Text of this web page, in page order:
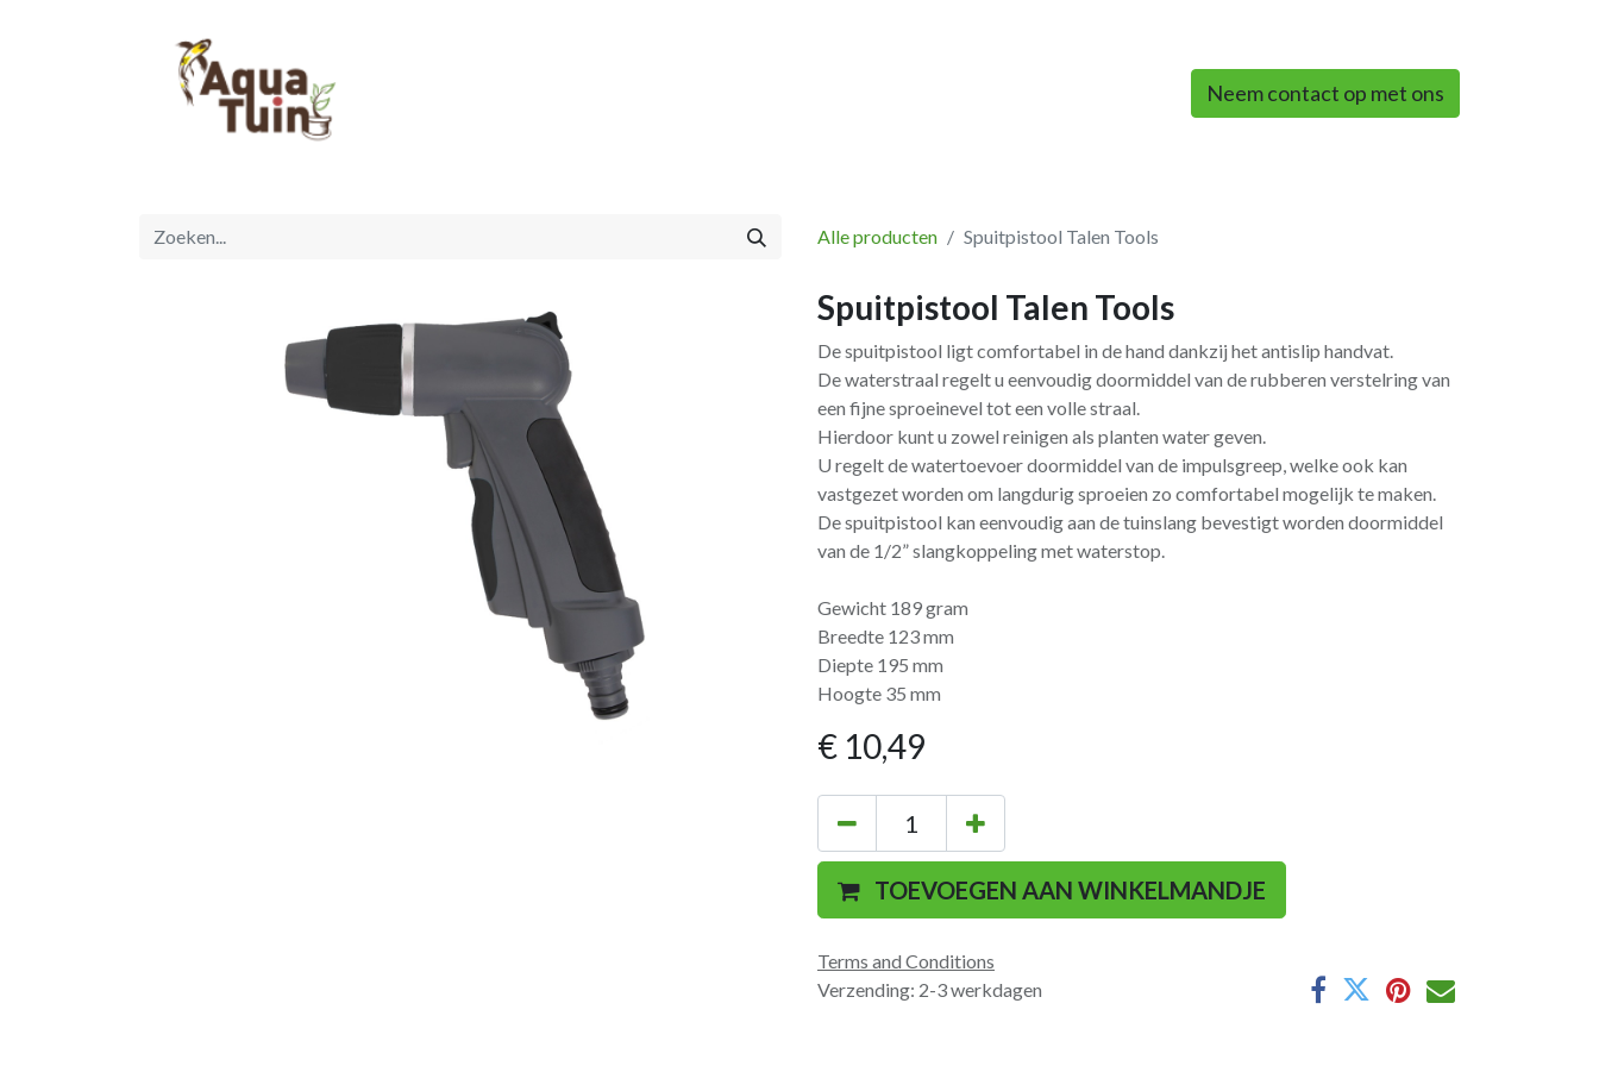
Neem contact op met ons
Alle producten Spuitpistool Talen Tools
Spuitpistool Talen Tools
De spuitpistool ligt comfortabel in de hand dankzij het antislip handvat.
De waterstraal regelt u eenvoudig doormiddel van de rubberen verstelring van
een fijne sproeinevel tot een volle straal.
Hierdoor kunt u zowel reinigen als planten water geven.
U regelt de watertoevoer doormiddel van de impulsgreep, welke ook kan
vastgezet worden om langdurig sproeien zo comfortabel mogelijk te maken.
De spuitpistool kan eenvoudig aan de tuinslang bevestigt worden doormiddel
van de 1/2” slangkoppeling met waterstop.
Gewicht 189 gram
Breedte 123 mm
Diepte 195 mm
Hoogte 35 mm
€ 10,49
TOEVOEGEN AAN WINKELMANDJE
Terms and Conditions
Verzending: 2-3 werkdagen